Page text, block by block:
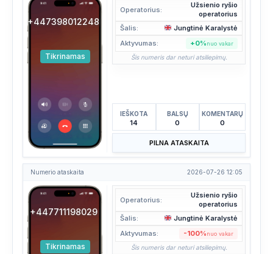
+447398012248
Tikrinamas
Operatorius:
Užsienio ryšio
operatorius
Šalis:
Jungtinė Karalystė
Aktyvumas:
+0%nuo vakar
Šis numeris dar neturi atsiliepimų.
IEŠKOTA
14
BALSŲ
0
KOMENTARŲ
0
PILNA ATASKAITA
Numerio ataskaita 2026-07-26 12:05
+447711198029
Tikrinamas
Operatorius:
Užsienio ryšio
operatorius
Šalis:
Jungtinė Karalystė
Aktyvumas:
-100%nuo vakar
Šis numeris dar neturi atsiliepimų.